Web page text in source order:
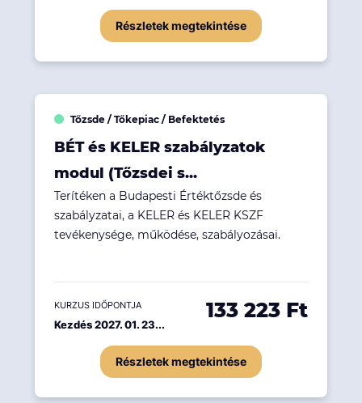
Részletek megtekintése
Tőzsde / Tőkepiac / Befektetés
BÉT és KELER szabályzatok
modul (Tőzsdei s...
Terítéken a Budapesti Értéktőzsde és
szabályzatai, a KELER és KELER KSZF
tevékenysége, működése, szabályozásai.
KURZUS IDŐPONTJA
Kezdés 2027. 01. 23...
133 223 Ft
Részletek megtekintése